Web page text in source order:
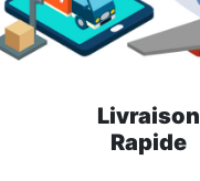
Livraison
Rapide